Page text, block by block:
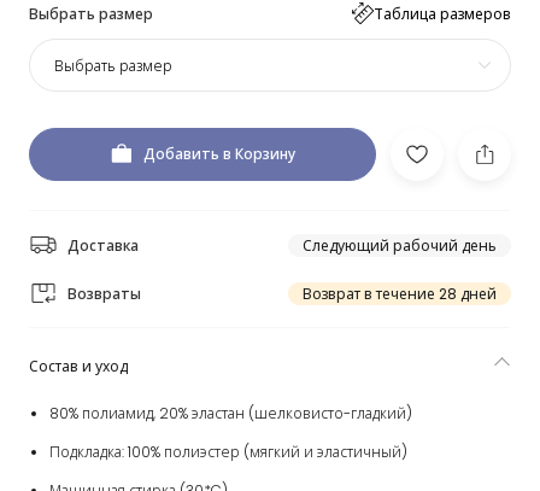
Выбрать размер Таблица размеров
Выбрать размер
Добавить в Корзину
Доставка Следующий рабочий день
Возвраты Возврат в течение 28 дней
Состав и уход
80% полиамид, 20% эластан (шелковисто-гладкий)
Подкладка: 100% полиэстер (мягкий и эластичный)